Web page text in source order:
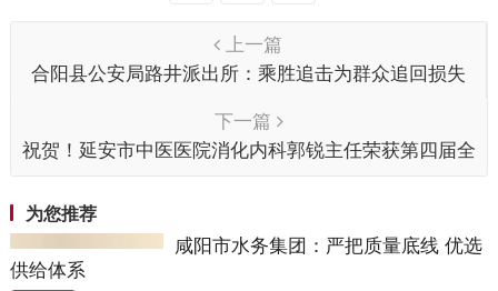
上一篇
合阳县公安局路井派出所：乘胜追击为群众追回损失
下一篇
祝贺！延安市中医医院消化内科郭锐主任荣获第四届全
为您推荐
咸阳市水务集团：严把质量底线 优选
供给体系